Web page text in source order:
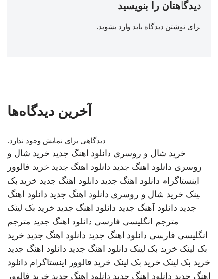
دیدگاهتان را بنویسید
برای نوشتن دیدگاه باید وارد بشوید.
آخرین دیدگاه‌ها
دیدگاهی برای نمایش وجود ندارد.
خرید شال و روسری دانلود اهنگ جدید خرید شال و
روسری دانلود اهنگ جدید دانلود اهنگ جدید خرید فالوور
اینستاگرام دانلود اهنگ جدید دانلود اهنگ جدید خرید بک
لینک خرید شال و روسری دانلود اهنگ جدید دانلود اهنگ
جدید دانلود آهنگ جدید دانلود اهنگ جدید خرید بک لینک
مترجم انگلیسی فارسی دانلود اهنگ جدید مترجم
انگلیسی فارسی دانلود اهنگ جدید دانلود اهنگ جدید خرید
بک لینک خرید بک لینک دانلود اهنگ جدید دانلود اهنگ جدید
خرید بک لینک خرید بک لینک خرید فالوور اینستاگرام دانلود
اهنگ جدید دانلود اهنگ جدید دانلود اهنگ جدید خرید فالوور